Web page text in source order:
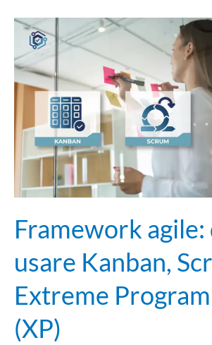
Framework agile:
usare Kanban,
Extreme
(XP)
Framework
agile:
quando
usare
Extreme
Programming
(XP)